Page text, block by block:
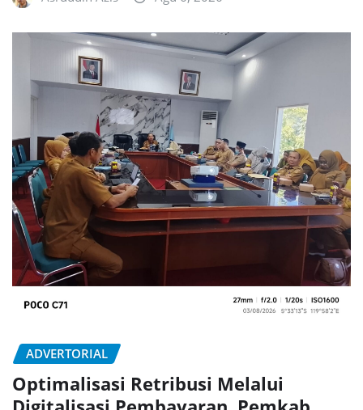
ADVERTORIAL
Optimalisasi Retribusi Melalui